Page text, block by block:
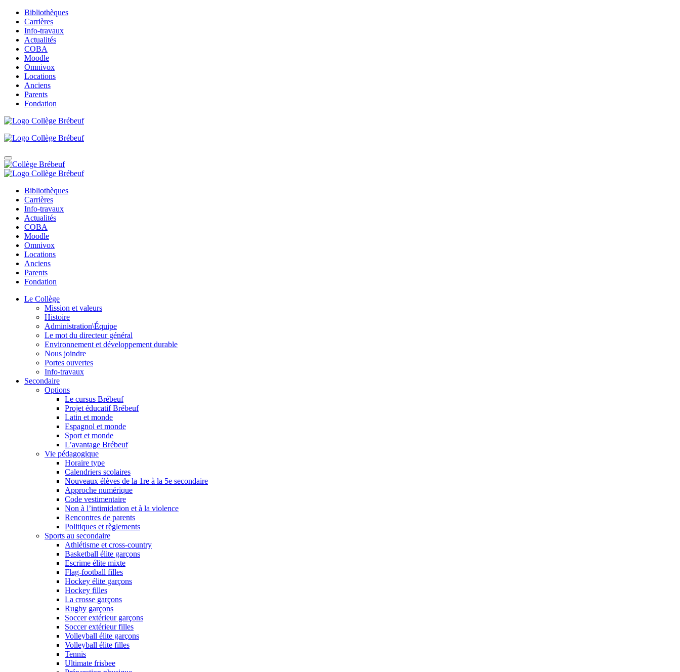
Bibliothèques
Carrières
Info-travaux
Actualités
COBA
Moodle
Omnivox
Locations
Anciens
Parents
Fondation
Bibliothèques
Carrières
Info-travaux
Actualités
COBA
Moodle
Omnivox
Locations
Anciens
Parents
Fondation
Le Collège
Mission et valeurs
Histoire
Administration\Équipe
Le mot du directeur général
Environnement et développement durable
Nous joindre
Portes ouvertes
Info-travaux
Secondaire
Options
Le cursus Brébeuf
Projet éducatif Brébeuf
Latin et monde
Espagnol et monde
Sport et monde
L’avantage Brébeuf
Vie pédagogique
Horaire type
Calendriers scolaires
Nouveaux élèves de la 1re à la 5e secondaire
Approche numérique
Code vestimentaire
Non à l’intimidation et à la violence
Rencontres de parents
Politiques et règlements
Sports au secondaire
Athlétisme et cross-country
Basketball élite garçons
Escrime élite mixte
Flag-football filles
Hockey élite garçons
Hockey filles
La crosse garçons
Rugby garçons
Soccer extérieur garçons
Soccer extérieur filles
Volleyball élite garçons
Volleyball élite filles
Tennis
Ultimate frisbee